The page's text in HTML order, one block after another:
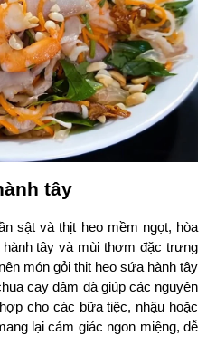
tây
sật và thịt heo mềm ngọt, hòa
tây và mùi thơm đặc trưng
món gỏi thịt heo sứa hành tây
cay đậm đà giúp các nguyên
cho các bữa tiệc, nhậu hoặc
lại cảm giác ngon miệng, dễ